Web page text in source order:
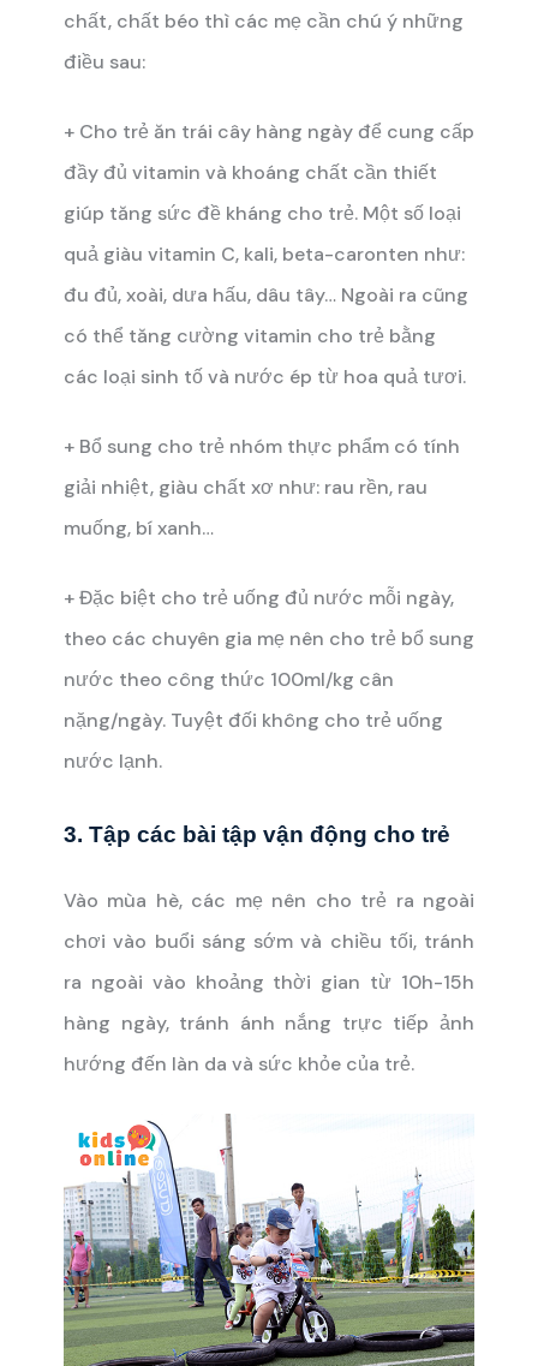
chất, chất béo thì các mẹ cần chú ý những
điều sau:
+ Cho trẻ ăn trái cây hàng ngày để cung cấp
đầy đủ vitamin và khoáng chất cần thiết
giúp tăng sức đề kháng cho trẻ. Một số loại
quả giàu vitamin C, kali, beta-caronten như:
đu đủ, xoài, dưa hấu, dâu tây… Ngoài ra cũng
có thể tăng cường vitamin cho trẻ bằng
các loại sinh tố và nước ép từ hoa quả tươi.
+ Bổ sung cho trẻ nhóm thực phẩm có tính
giải nhiệt, giàu chất xơ như: rau rền, rau
muống, bí xanh…
+ Đặc biệt cho trẻ uống đủ nước mỗi ngày,
theo các chuyên gia mẹ nên cho trẻ bổ sung
nước theo công thức 100ml/kg cân
nặng/ngày. Tuyệt đối không cho trẻ uống
nước lạnh.
3. Tập các bài tập vận động cho trẻ
Vào mùa hè, các mẹ nên cho trẻ ra ngoài
chơi vào buổi sáng sớm và chiều tối, tránh
ra ngoài vào khoảng thời gian từ 10h-15h
hàng ngày, tránh ánh nắng trực tiếp ảnh
hướng đến làn da và sức khỏe của trẻ.